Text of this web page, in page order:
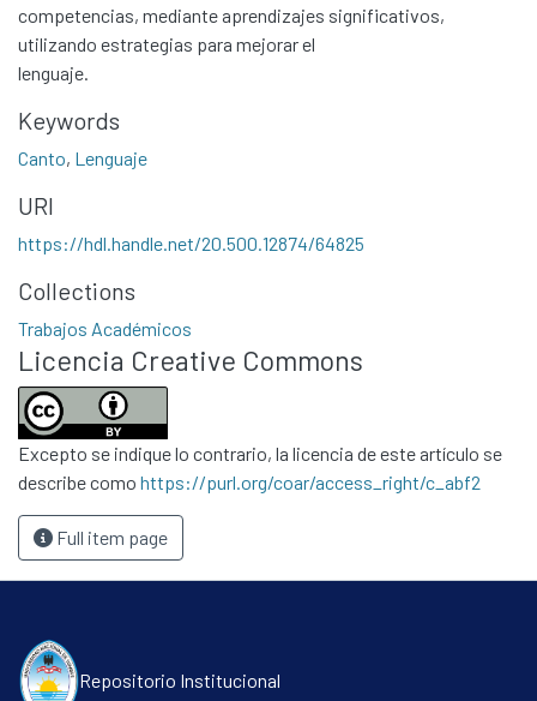
Communities & Collections
All of DSpace
Statistics
Contacto
Políticas
competencias, mediante aprendizajes significativos,
utilizando estrategias para mejorar el
lenguaje.
Keywords
Canto, Lenguaje
URI
https://hdl.handle.net/20.500.12874/64825
Collections
Trabajos Académicos
Licencia Creative Commons
Excepto se indique lo contrario, la licencia de este artículo se
describe como https://purl.org/coar/access_right/c_abf2
Full item page
Repositorio Institucional